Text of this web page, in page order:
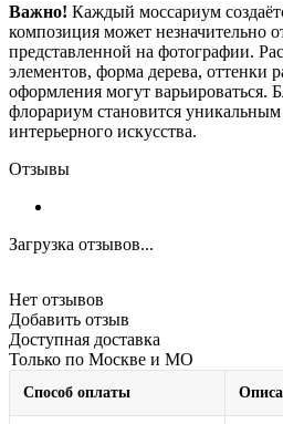
Важно! Каждый моссариум
композиция может незначительно
представленной на фотографии.
элементов, форма дерева, оттенки
оформления могут варьироваться.
флорариум становится
интерьерного искусства.
Отзывы
Загрузка отзывов...
Нет отзывов
Добавить отзыв
Доступная доставка
Только по Москве и МО
Способ оплаты